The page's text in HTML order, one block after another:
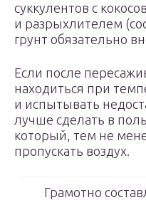
суккулентов с
и разрыхлителем
грунт обязательно
Если после
находиться при
и испытывать
лучше сделать в
который, тем не
пропускать воздух.
Грамотно